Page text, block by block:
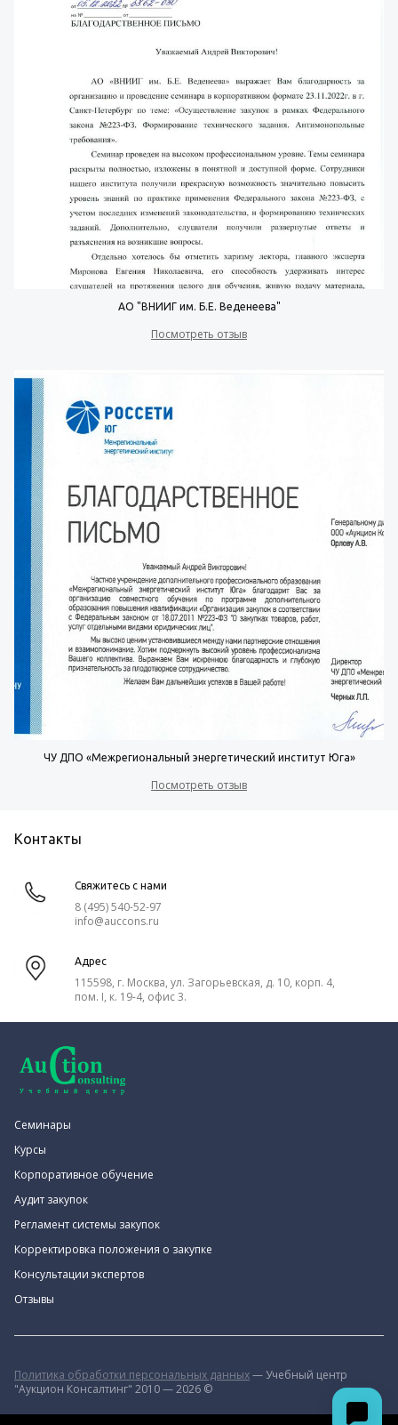
АО "ВНИИГ им. Б.Е. Веденеева"
Посмотреть отзыв
ЧУ ДПО «Межрегиональный энергетический институт Юга»
Посмотреть отзыв
Контакты
Свяжитесь с нами
8 (495) 540-52-97
info@auccons.ru
Адрес
115598, г. Москва, ул. Загорьевская, д. 10, корп. 4,
пом. I, к. 19-4, офис 3.
Семинары
Курсы
Корпоративное обучение
Аудит закупок
Регламент системы закупок
Корректировка положения о закупке
Консультации экспертов
Отзывы
Политика обработки персональных данных— Учебный центр
"Аукцион Консалтинг" 2010 — 2026 ©